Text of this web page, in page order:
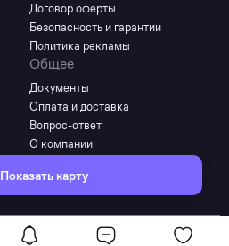
Показать карту
Договор оферты
Безопасность и гарантии
Политика рекламы
Общее
Документы
Оплата и доставка
Вопрос-ответ
О компании